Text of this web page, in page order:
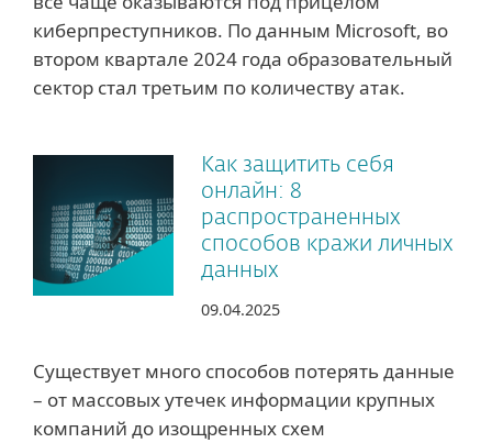
киберпреступников. По данным Microsoft, во
втором квартале 2024 года образовательный
сектор стал третьим по количеству атак.
Как защитить себя
онлайн: 8
распространенных
способов кражи личных
данных
09.04.2025
Существует много способов потерять данные
– от массовых утечек информации крупных
компаний до изощренных схем